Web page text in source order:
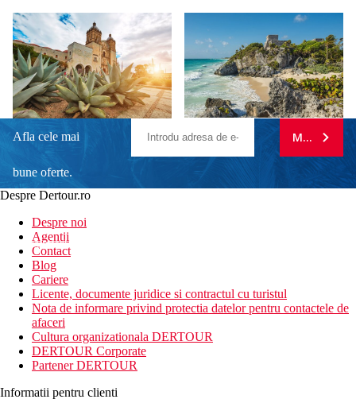
Afla cele mai
bune oferte.
newsletter!
MA
Despre Dertour.ro
Despre noi
Agentii
Contact
Blog
Cariere
Licente, documente juridice si contractul cu turistul
Nota de informare privind protectia datelor pentru contactele de
afaceri
Cultura organizationala DERTOUR
DERTOUR Corporate
Partener DERTOUR
Informatii pentru clienti